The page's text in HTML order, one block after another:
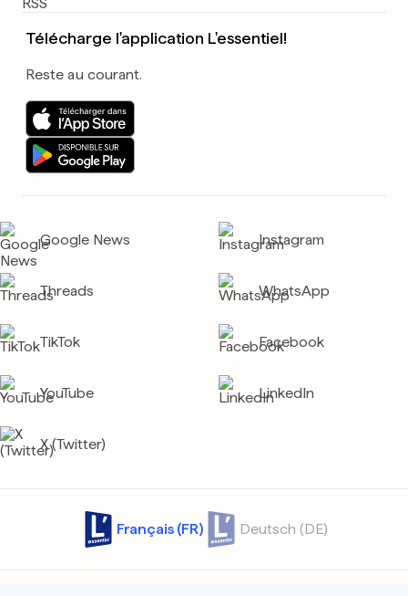
Télécharge l'application L'essentiel!
Reste au courant.
Google News Instagram
Threads WhatsApp
TikTok Facebook
YouTube LinkedIn
X (Twitter)
Français (FR) Deutsch (DE)